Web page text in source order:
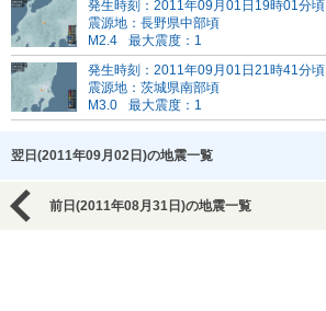
発生時刻：2011年09月01日19時01分頃
震源地：長野県中部頃
M2.4
最大震度：1
発生時刻：2011年09月01日21時41分頃
震源地：茨城県南部頃
M3.0
最大震度：1
翌日(2011年09月02日)の地震一覧
前日(2011年08月31日)の地震一覧